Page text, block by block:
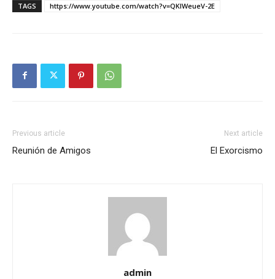
TAGS https://www.youtube.com/watch?v=QKIWeueV-2E
Previous article
Reunión de Amigos
Next article
El Exorcismo
admin